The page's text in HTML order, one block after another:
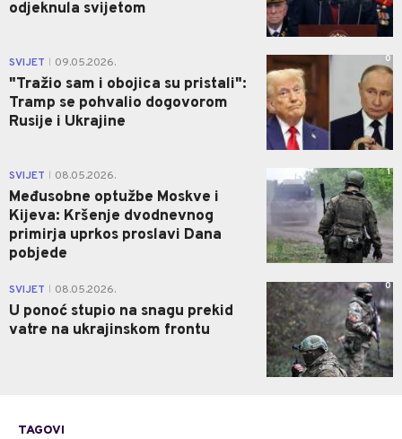
odjeknula svijetom
SVIJET 09.05.2026.
"Tražio sam i obojica su pristali":
Tramp se pohvalio dogovorom
Rusije i Ukrajine
0
SVIJET 08.05.2026.
Međusobne optužbe Moskve i
Kijeva: Kršenje dvodnevnog
primirja uprkos proslavi Dana
pobjede
1
SVIJET 08.05.2026.
U ponoć stupio na snagu prekid
vatre na ukrajinskom frontu
0
TAGOVI